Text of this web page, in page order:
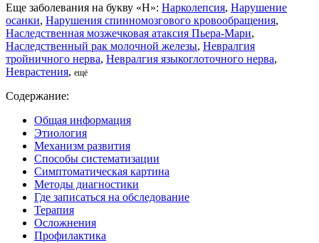
Еще заболевания на букву «Н»: Нарколепсия, Нарушение
осанки, Нарушения спинномозгового кровообращения,
Наследственная мозжечковая атаксия Пьера-Мари,
Наследственный рак молочной железы, Невралгия
тройничного нерва, Невралгия языкоглоточного нерва,
Неврастения, ещё
Содержание:
Общая информация
Этиология
Механизм развития
Способы систематизации
Симптоматическая картина
Методы диагностики
Где записаться на обследование
Терапия
Осложнения
Профилактика